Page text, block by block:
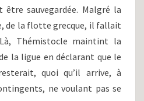
être sauvegardée. Malgré la
de la flotte grecque, il fallait
Thémistocle maintint la
la ligue en déclarant que le
quoi qu’il arrive, à
ne voulant pas se